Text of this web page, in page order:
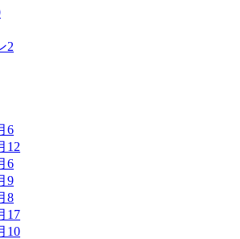
2
6
12
6
9
8
17
10